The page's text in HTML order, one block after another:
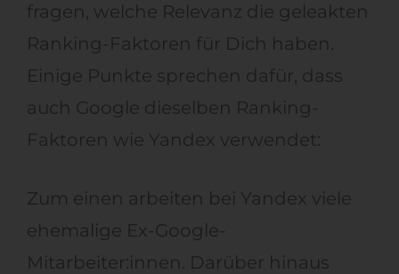
fragen, welche Relevanz die geleakten
Ranking-Faktoren für Dich haben.
Einige Punkte sprechen dafür, dass
auch Google dieselben Ranking-
Faktoren wie Yandex verwendet:
Zum einen arbeiten bei Yandex viele
ehemalige Ex-Google-
Mitarbeiter:innen. Darüber hinaus